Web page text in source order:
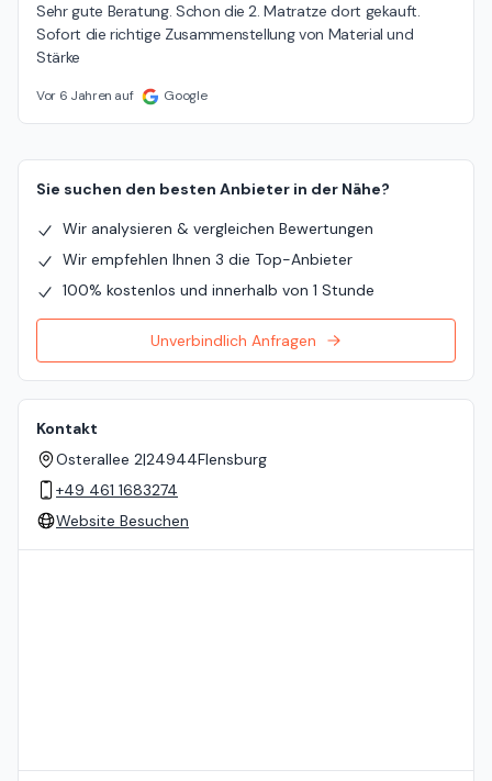
Sehr gute Beratung. Schon die 2. Matratze dort gekauft.
Sofort die richtige Zusammenstellung von Material und
Stärke
Vor 6 Jahren auf Google
Sie suchen den besten Anbieter in der Nähe?
Wir analysieren & vergleichen Bewertungen
Wir empfehlen Ihnen 3 die Top-Anbieter
100% kostenlos und innerhalb von 1 Stunde
Unverbindlich Anfragen
Kontakt
Osterallee 2|24944Flensburg
+49 461 1683274
Website Besuchen